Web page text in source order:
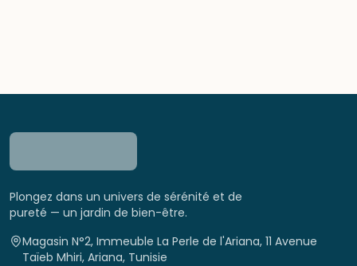
Plongez dans un univers de sérénité et de
pureté — un jardin de bien-être.
Magasin N°2, Immeuble La Perle de l'Ariana, 11 Avenue
Taïeb Mhiri, Ariana, Tunisie